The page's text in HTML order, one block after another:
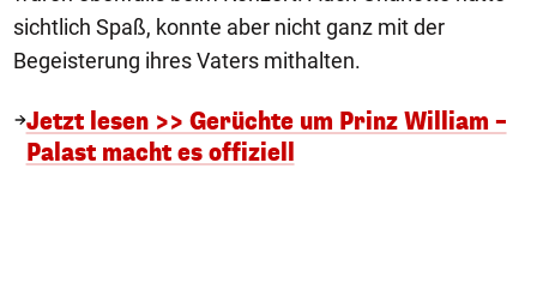
sichtlich Spaß, konnte aber nicht ganz mit der
Begeisterung ihres Vaters mithalten.
Jetzt lesen >> Gerüchte um Prinz William –
Palast macht es offiziell